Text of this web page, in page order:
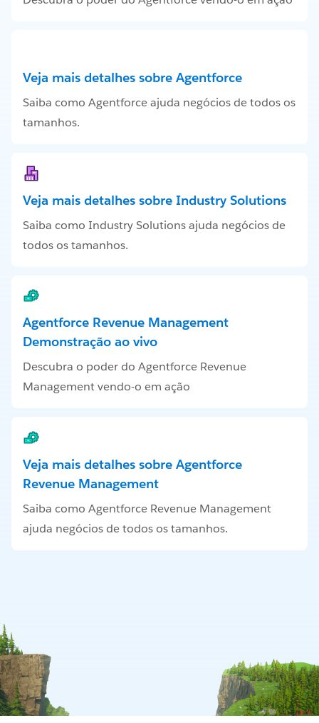
Veja mais detalhes sobre Agentforce
Saiba como Agentforce ajuda negócios de todos os
tamanhos.
Veja mais detalhes sobre Industry Solutions
Saiba como Industry Solutions ajuda negócios de
todos os tamanhos.
Agentforce Revenue Management
Demonstração ao vivo
Descubra o poder do Agentforce Revenue
Management vendo-o em ação
Veja mais detalhes sobre Agentforce
Revenue Management
Saiba como Agentforce Revenue Management
ajuda negócios de todos os tamanhos.